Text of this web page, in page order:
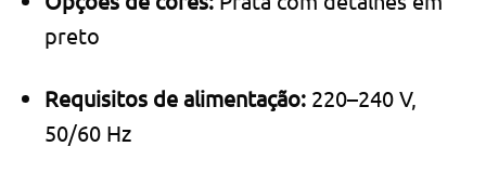
preto
Requisitos de alimentação: 220–240 V,
50/60 Hz